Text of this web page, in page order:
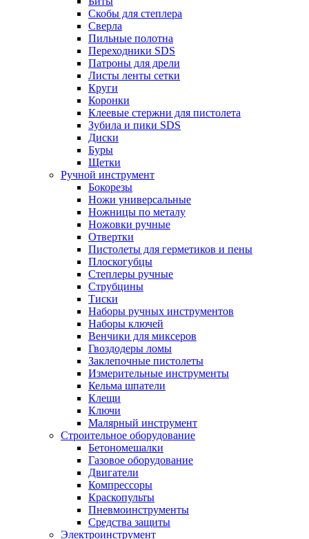
Скобы для степлера
Сверла
Пильные полотна
Переходники SDS
Патроны для дрели
Листы ленты сетки
Круги
Коронки
Клеевые стержни для пистолета
Зубила и пики SDS
Диски
Буры
Щетки
Ручной инструмент
Бокорезы
Ножи универсальные
Ножницы по металу
Ножовки ручные
Отвертки
Пистолеты для герметиков и пены
Плоскогубцы
Степлеры ручные
Струбцины
Тиски
Наборы ручных инструментов
Наборы ключей
Венчики для миксеров
Гвоздодеры ломы
Заклепочные пистолеты
Измерительные инструменты
Кельма шпатели
Клещи
Ключи
Малярный инструмент
Строительное оборудование
Бетономешалки
Газовое оборудование
Двигатели
Компрессоры
Краскопульты
Пневмоинструменты
Средства защиты
Электроинструмент